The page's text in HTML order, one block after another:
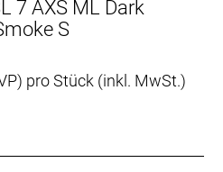
und mehr Komfort auf
Singletrails breitere
und den
7 AXS ML Dark
S
) pro Stück (inkl. MwSt.)